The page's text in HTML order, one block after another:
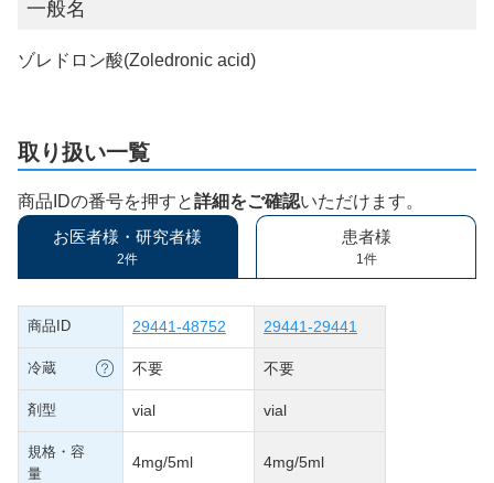
一般名
ゾレドロン酸(Zoledronic acid)
取り扱い一覧
商品IDの番号を押すと詳細をご確認いただけます。
お医者様・研究者様
2件
患者様
1件
商品ID 29441-48752 29441-29441
冷蔵 不要 不要
剤型 vial vial
規格・容
量
4mg/5ml 4mg/5ml